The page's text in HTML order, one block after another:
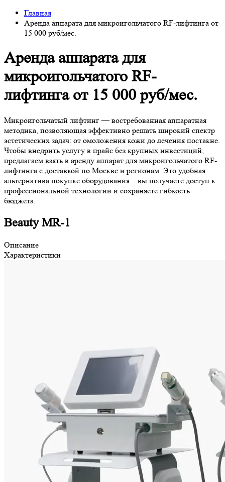
Главная
Аренда аппарата для микроигольчатого RF-лифтинга от
15 000 руб/мес.
Аренда аппарата для
микроигольчатого RF-
лифтинга от 15 000 руб/мес.
Микроигольчатый лифтинг — востребованная аппаратная
методика, позволяющая эффективно решать широкий спектр
эстетических задач: от омоложения кожи до лечения постакне.
Чтобы внедрить услугу в прайс без крупных инвестиций,
предлагаем взять в аренду аппарат для микроигольчатого RF-
лифтинга с доставкой по Москве и регионам. Это удобная
альтернатива покупке оборудования – вы получаете доступ к
профессиональной технологии и сохраняете гибкость
бюджета.
Beauty MR-1
Описание
Характеристики